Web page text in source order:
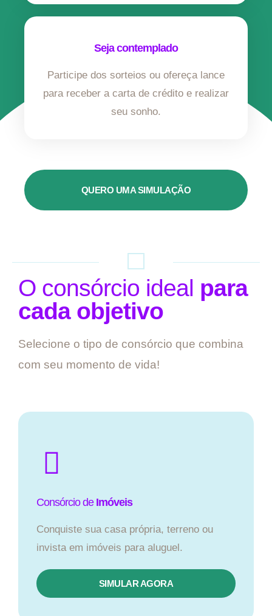
Seja contemplado
Participe dos sorteios ou ofereça lance
para receber a carta de crédito e realizar
seu sonho.
QUERO UMA SIMULAÇÃO
O consórcio ideal para
cada objetivo
Selecione o tipo de consórcio que combina
com seu momento de vida!
Consórcio de Imóveis
Conquiste sua casa própria, terreno ou
invista em imóveis para aluguel.
SIMULAR AGORA​